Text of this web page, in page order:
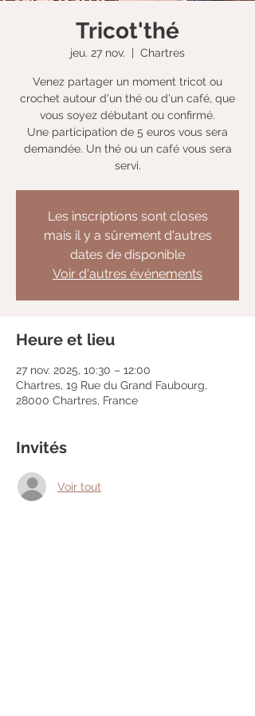
Tricot'thé
jeu. 27 nov.
  |
Chartres
Venez partager un moment tricot ou
crochet autour d'un thé ou d'un café, que
vous soyez débutant ou confirmé.
Une participation de 5 euros vous sera
demandée. Un thé ou un café vous sera
servi.
Les inscriptions sont closes
mais il y a sûrement d'autres
dates de disponible
Voir d'autres événements
Heure et lieu
27 nov. 2025, 10:30 – 12:00
Chartres, 19 Rue du Grand Faubourg,
28000 Chartres, France
Invités
Voir tout